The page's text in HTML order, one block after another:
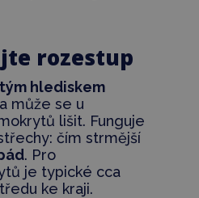
rozestup
hlediskem
může se u
lišit. Funguje
čím strmější
. Pro
je typické cca
ke kraji.